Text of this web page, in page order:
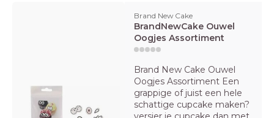
Brand New Cake
BrandNewCake Ouwel
Oogjes Assortiment
Brand New Cake Ouwel
Oogjes Assortiment Een
grappige of juist een hele
schattige cupcake maken?